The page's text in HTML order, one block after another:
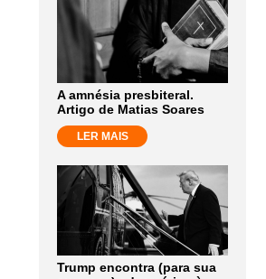
A amnésia presbiteral.
Artigo de Matias Soares
LER MAIS
Trump encontra (para sua